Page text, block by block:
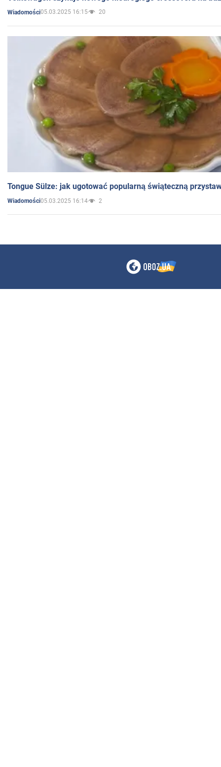
Wiadomości05.03.2025 16:15 20
Tongue Sülze: jak ugotować popularną świąteczną
Wiadomości05.03.2025 16:14 2